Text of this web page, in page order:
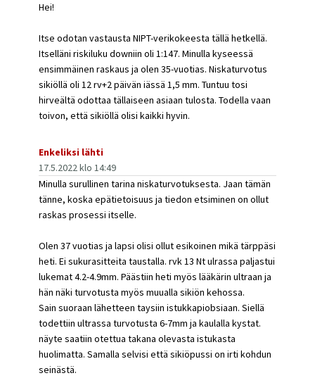
Hei!
Itse odotan vastausta NIPT-verikokeesta tällä hetkellä.
Itselläni riskiluku downiin oli 1:147. Minulla kyseessä
ensimmäinen raskaus ja olen 35-vuotias. Niskaturvotus
sikiöllä oli 12 rv+2 päivän iässä 1,5 mm. Tuntuu tosi
hirveältä odottaa tällaiseen asiaan tulosta. Todella vaan
toivon, että sikiöllä olisi kaikki hyvin.
Enkeliksi lähti
17.5.2022 klo 14:49
Minulla surullinen tarina niskaturvotuksesta. Jaan tämän
tänne, koska epätietoisuus ja tiedon etsiminen on ollut
raskas prosessi itselle.
Olen 37 vuotias ja lapsi olisi ollut esikoinen mikä tärppäsi
heti. Ei sukurasitteita taustalla. rvk 13 Nt ulrassa paljastui
lukemat 4.2-4.9mm. Päästiin heti myös lääkärin ultraan ja
hän näki turvotusta myös muualla sikiön kehossa.
Sain suoraan lähetteen taysiin istukkapiobsiaan. Siellä
todettiin ultrassa turvotusta 6-7mm ja kaulalla kystat.
näyte saatiin otettua takana olevasta istukasta
huolimatta. Samalla selvisi että sikiöpussi on irti kohdun
seinästä.